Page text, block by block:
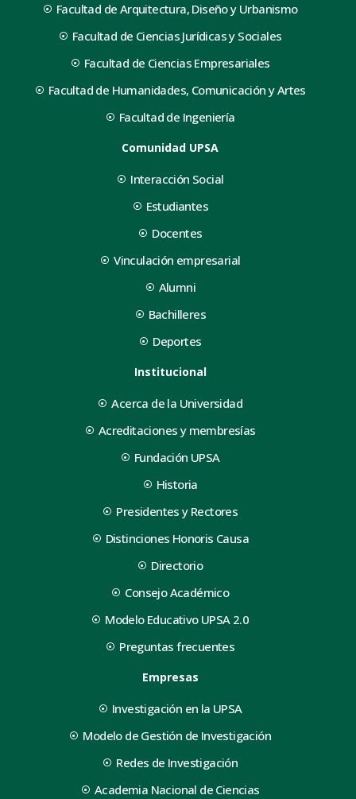
Facultad de Arquitectura, Diseño y Urbanismo
Facultad de Ciencias Jurídicas y Sociales
Facultad de Ciencias Empresariales
Facultad de Humanidades, Comunicación y Artes
Facultad de Ingeniería
Comunidad UPSA
Interacción Social
Estudiantes
Docentes
Vinculación empresarial
Alumni
Bachilleres
Deportes
Institucional
Acerca de la Universidad
Acreditaciones y membresías
Fundación UPSA
Historia
Presidentes y Rectores
Distinciones Honoris Causa
Directorio
Consejo Académico
Modelo Educativo UPSA 2.0
Preguntas frecuentes
Empresas
Investigación en la UPSA
Modelo de Gestión de Investigación
Redes de Investigación
Academia Nacional de Ciencias